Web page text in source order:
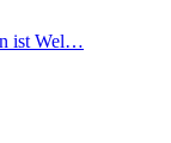
ist Wel…